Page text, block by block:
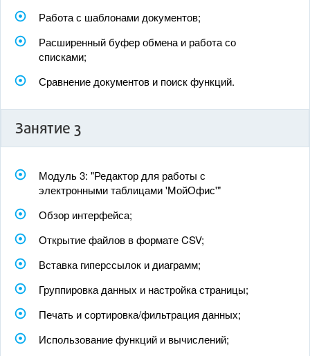
Работа с шаблонами документов;
Расширенный буфер обмена и работа со
списками;
Сравнение документов и поиск функций.
Занятие 3
Модуль 3: "Редактор для работы с
электронными таблицами 'МойОфис'"
Обзор интерфейса;
Открытие файлов в формате CSV;
Вставка гиперссылок и диаграмм;
Группировка данных и настройка страницы;
Печать и сортировка/фильтрация данных;
Использование функций и вычислений;